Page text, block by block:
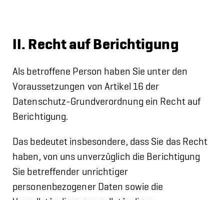
II. Recht auf Berichtigung
Als betroffene Person haben Sie unter den
Voraussetzungen von Artikel 16 der
Datenschutz-Grundverordnung ein Recht auf
Berichtigung.
Das bedeutet insbesondere, dass Sie das Recht
haben, von uns unverzüglich die Berichtigung
Sie betreffender unrichtiger
personenbezogener Daten sowie die